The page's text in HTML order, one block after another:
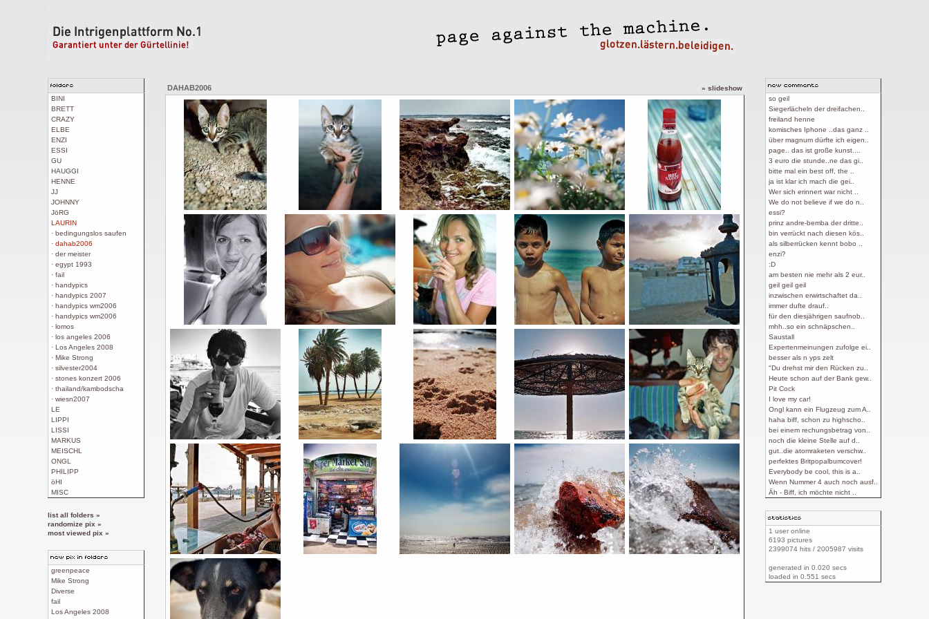
BINI
BRETT
CRAZY
ELBE
ENZI
ESSI
GU
HAUGGI
HENNE
JJ
JOHNNY
JöRG
LAURIN
· bedingungslos saufen
· dahab2006
· der meister
· egypt 1993
· fail
· handypics
· handypics 2007
· handypics wm2006
· handypics wm2006
· lomos
· los angeles 2006
· Los Angeles 2008
· Mike Strong
· silvester2004
· stones konzert 2006
· thailand/kambodscha
· wiesn2007
LE
LIPPI
LISSI
MARKUS
MEISCHL
ONGL
PHILIPP
öHI
MISC
list all folders »
randomize pix »
most viewed pix »
greenpeace
Mike Strong
Diverse
fail
Los Angeles 2008
DAHAB2006
» slideshow
so geil
Siegerlächeln der dreifachen..
freiland henne
komisches Iphone ..das ganz ..
über magnum dürfte ich eigen..
page.. das ist große kunst....
3 euro die stunde..ne das gi..
bitte mal ein best off, the ..
ja ist klar ich mach die gei..
Wer sich erinnert war nicht ..
We do not believe if we do n..
essi?
prinz andre-bemba der dritte..
bin verrückt nach diesen kös..
als silberrücken kennt bobo ..
enzi?
:D
am besten nie mehr als 2 eur..
geil geil geil
inzwischen erwirtschaftet da..
immer dufte drauf..
für den diesjährigen saufnob..
mhh..so ein schnäpschen..
Saustall
Expertenmeinungen zufolge ei..
besser als n yps zelt
"Du drehst mir den Rücken zu..
Heute schon auf der Bank gew..
Pit Cock
I love my car!
Ongl kann ein Flugzeug zum A..
haha biff, schon zu highscho..
bei einem rechungsbetrag von..
noch die kleine Stelle auf d..
gut..die atomraketen verschw..
perfektes Britpopalbumcover!
Everybody be cool, this is a..
Wenn Nummer 4 auch noch ausf..
Äh - Biff, ich möchte nicht ..
1 user online
6193 pictures
2399074 hits / 2005987 visits
generated in 0.020 secs
loaded in 0.551 secs